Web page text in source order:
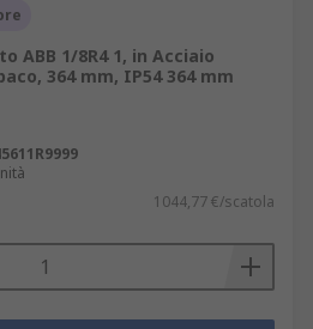
ABB 1/8R4 1, in Acciaio
364 mm, IP54 364 mm
1044,77 €/scatola